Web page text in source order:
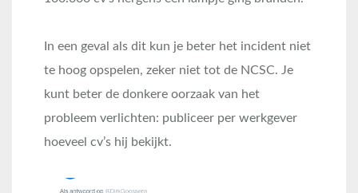
In een geval als dit kun je beter het incident niet
te hoog opspelen, zeker niet tot de NCSC. Je
kunt beter de donkere oorzaak van het
probleem verlichten: publiceer per werkgever
hoeveel cv’s hij bekijkt.